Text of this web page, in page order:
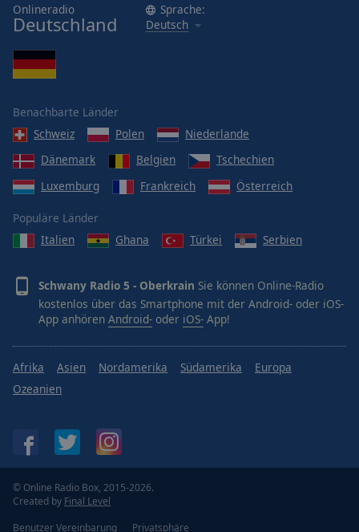
Onlineradio
Deutschland
Sprache:
Deutsch
Benachbarte Länder
Schweiz
Polen
Niederlande
Dänemark
Belgien
Tschechien
Luxemburg
Frankreich Österreich
Populäre Länder
Italien
Ghana Türkei Serbien
Schwany Radio 5 - Oberkrain Sie können Online-Radio
kostenlos über das Smartphone mit der Android- oder iOS-
App anhören Android- oder iOS- App!
Afrika Asien Nordamerika Südamerika
Europa
Ozeanien
© Online Radio Box, 2015-2026.
Created by Final Level
Benutzer Vereinbarung
Privatsphäre